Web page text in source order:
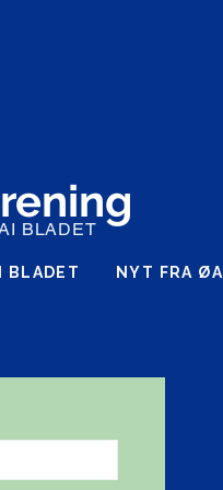
BLADET NYT FRA ØAI
BLADET